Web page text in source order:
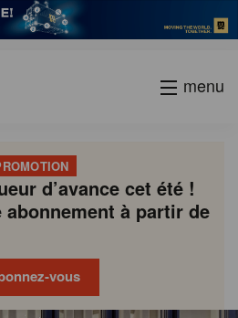
menu
d’avance cet été !
à partir de
vous